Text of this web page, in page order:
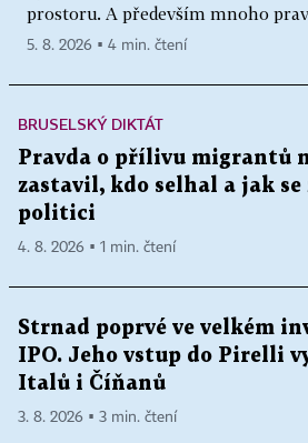
prostoru. A především mnoho
5. 8. 2026 ▪ 4 min. čtení
BRUSELSKÝ DIKTÁT
Pravda o přílivu migrantů
zastavil, kdo selhal a jak
politici
4. 8. 2026 ▪ 1 min. čtení
Strnad poprvé ve velkém
IPO. Jeho vstup do Pirelli
Italů i Číňanů
3. 8. 2026 ▪ 3 min. čtení